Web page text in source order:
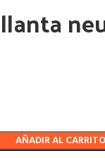
AÑADIR AL CARRITO